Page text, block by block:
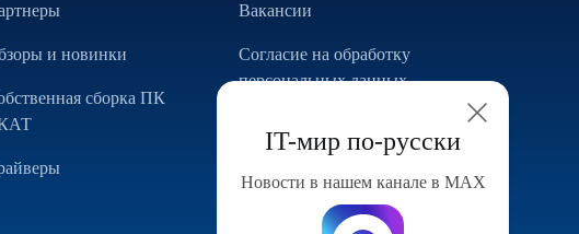
IT-мир по-русски
Новости в нашем канале в МАХ
и новинки
сборка ПК
Вакансии
Согласие на обработку
персональных данных
Конфигуратор компьютера